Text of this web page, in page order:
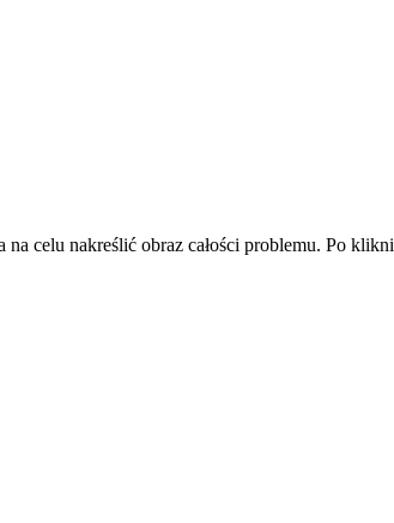
na celu nakreślić obraz całości problemu. Po